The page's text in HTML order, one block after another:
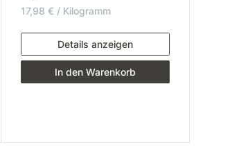
17,98 € / Kilogramm
Details anzeigen
In den Warenkorb